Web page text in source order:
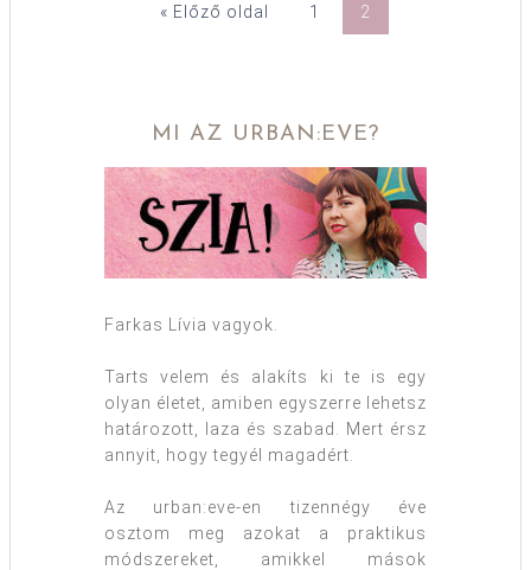
« Előző oldal 1 2
MI AZ URBAN:EVE?
Farkas Lívia vagyok.
Tarts velem és alakíts ki te is egy
olyan életet, amiben egyszerre lehetsz
határozott, laza és szabad. Mert érsz
annyit, hogy tegyél magadért.
Az urban:eve-en tizennégy éve
osztom meg azokat a praktikus
módszereket, amikkel mások